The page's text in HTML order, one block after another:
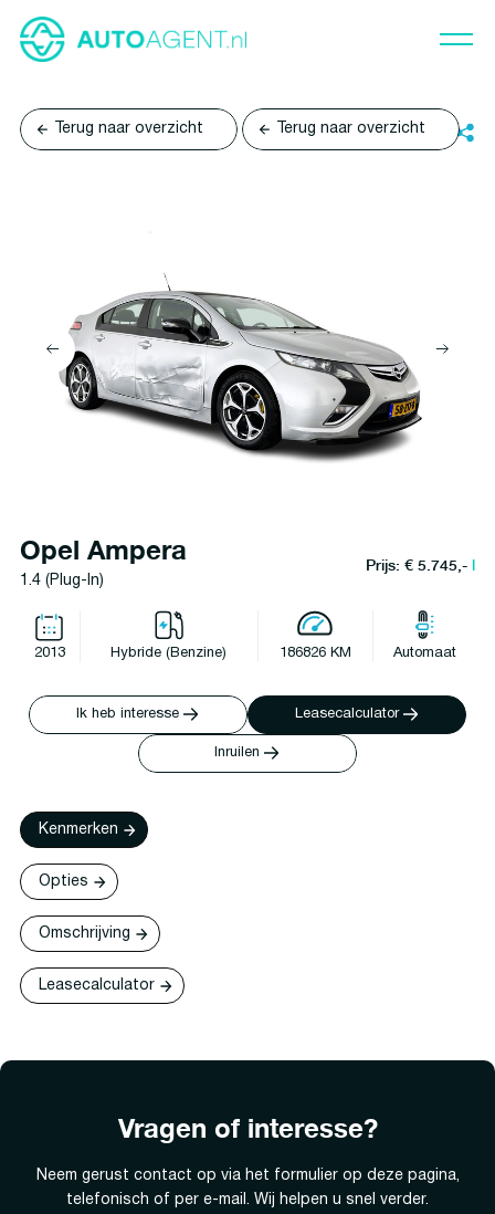
Terug naar overzicht Terug naar overzicht
Opel Ampera
1.4 (Plug-In)
Prijs: € 5.745,-l
2013 Hybride (Benzine) 186826 KM Automaat
Ik heb interesse Leasecalculator
Inruilen
Kenmerken
Opties
Omschrijving
Leasecalculator
Vragen of interesse?
Neem gerust contact op via het formulier op deze pagina,
telefonisch of per e-mail. Wij helpen u snel verder.